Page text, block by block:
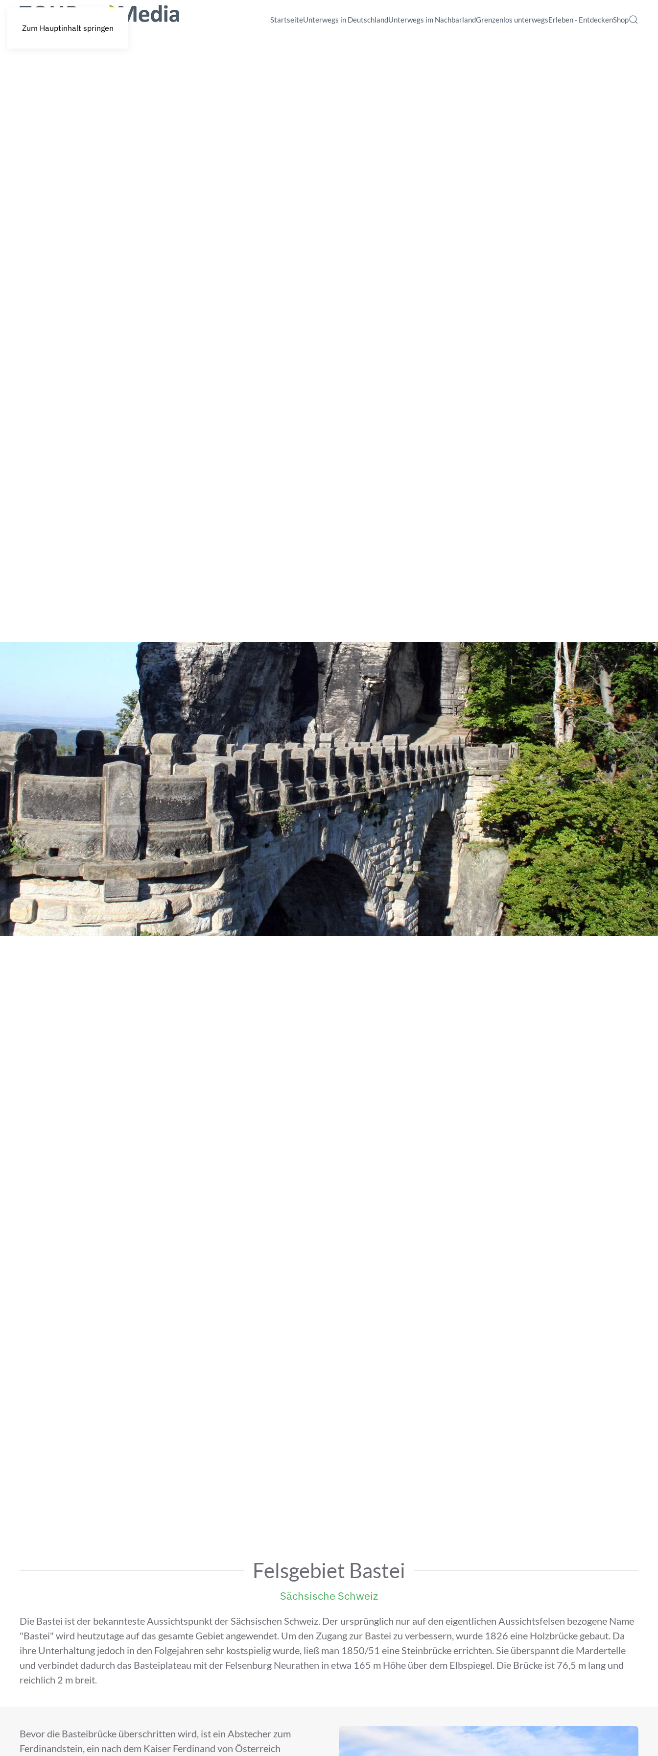
Zum Hauptinhalt springen
StartseiteUnterwegs in DeutschlandUnterwegs im NachbarlandGrenzenlos unterwegsErleben - EntdeckenShop
Felsgebiet Bastei
Sächsische Schweiz
Die Bastei ist der bekannteste Aussichtspunkt der Sächsischen Schweiz. Der ursprünglich nur auf den eigentlichen Aussichtsfelsen bezogene Name
"Bastei" wird heutzutage auf das gesamte Gebiet angewendet. Um den Zugang zur Bastei zu verbessern, wurde 1826 eine Holzbrücke gebaut. Da
ihre Unterhaltung jedoch in den Folgejahren sehr kostspielig wurde, ließ man 1850/51 eine Steinbrücke errichten. Sie überspannt die Mardertelle
und verbindet dadurch das Basteiplateau mit der Felsenburg Neurathen in etwa 165 m Höhe über dem Elbspiegel. Die Brücke ist 76,5 m lang und
reichlich 2 m breit.
Bevor die Basteibrücke überschritten wird, ist ein Abstecher zum
Ferdinandstein, ein nach dem Kaiser Ferdinand von Österreich